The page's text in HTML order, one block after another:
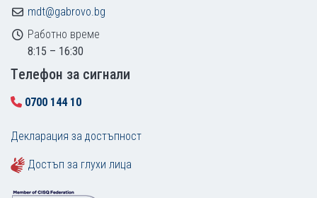
mdt@gabrovo.bg
Работно време
8:15 – 16:30
Tелефон за сигнали
0700 144 10
Декларация за достъпност
Достъп за глухи лица